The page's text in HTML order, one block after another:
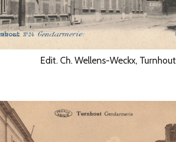
Edit. Ch. Wellens-Weckx, Turnhout